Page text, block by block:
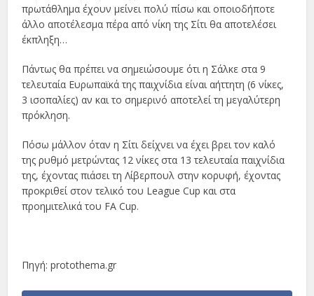
πρωτάθλημα έχουν μείνει πολύ πίσω και οποιοδήποτε
άλλο αποτέλεσμα πέρα από νίκη της Σίτι θα αποτελέσει
έκπληξη…
Πάντως θα πρέπει να σημειώσουμε ότι η Σάλκε στα 9
τελευταία Ευρωπαϊκά της παιχνίδια είναι αήττητη (6 νίκες,
3 ισοπαλίες) αν και το σημερινό αποτελεί τη μεγαλύτερη
πρόκληση.
Πόσω μάλλον όταν η Σίτι δείχνει να έχει βρει τον καλό
της ρυθμό μετρώντας 12 νίκες στα 13 τελευταία παιχνίδια
της, έχοντας πιάσει τη Λίβερπουλ στην κορυφή, έχοντας
προκριθεί στον τελικό του League Cup και στα
προημιτελικά του FA Cup.
Πηγή: protothema.gr